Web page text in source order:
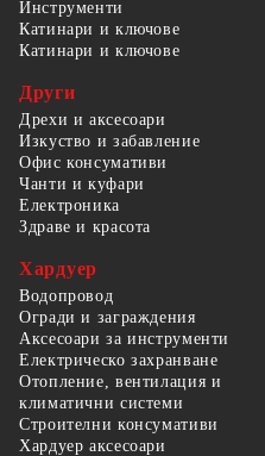
Инструменти
Катинари и ключове
Катинари и ключове
Други
Дрехи и аксесоари
Изкуство и забавление
Офис консумативи
Чанти и куфари
Електроника
Здраве и красота
Хардуер
Водопровод
Огради и заграждения
Аксесоари за инструменти
Електрическо захранване
Отопление, вентилация и
климатични системи
Строителни консумативи
Хардуер аксесоари